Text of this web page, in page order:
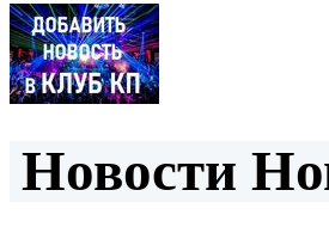
Новости